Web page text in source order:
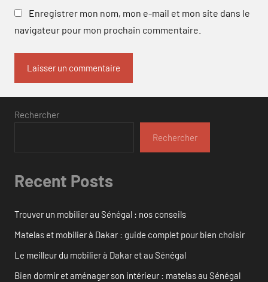
Enregistrer mon nom, mon e-mail et mon site dans le
navigateur pour mon prochain commentaire.
Rechercher
Rechercher
Recent Posts
Trouver un mobilier au Sénégal : nos conseils
Matelas et mobilier à Dakar : guide complet pour bien choisir
Le meilleur du mobilier à Dakar et au Sénégal
Bien dormir et aménager son intérieur : matelas au Sénégal